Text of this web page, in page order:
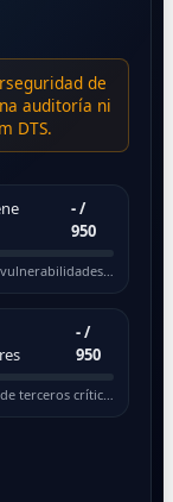
de
auditoría ni
DTS.
-/
950
Gestión de vulnerabilidades y actualizaciones
-/
950
Evaluación de terceros críticos